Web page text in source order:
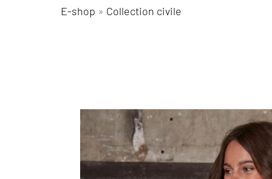
E-shop » Collection civile